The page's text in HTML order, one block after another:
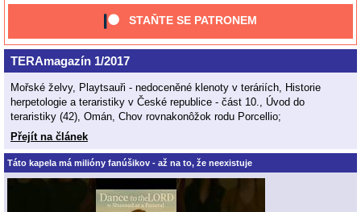
STAŇTE SE PATRONEM
TERAmagazín 1/2017
Mořské želvy, Playtsauři - nedoceněné klenoty v teráriích, Historie
herpetologie a teraristiky v České republice - část 10., Úvod do
teraristiky (42), Omán, Chov rovnakonôžok rodu Porcellio;
Přejít na článek
Táto kapela má milióny fanúšikov - až na to, že neexistuje